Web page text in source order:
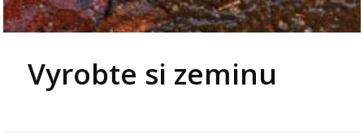
Vyrobte si zeminu